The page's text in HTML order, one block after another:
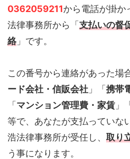
0362059211から電話が掛か
法律事務所から「 支払いの督
絡」です。
この番号から連絡があった場
ード会社・信販会社 」「 携帯
「 マンション管理費・家賃 」「
等で、あなたが支払っていな
浩法律事務所が受任し、 取り
う事になります。